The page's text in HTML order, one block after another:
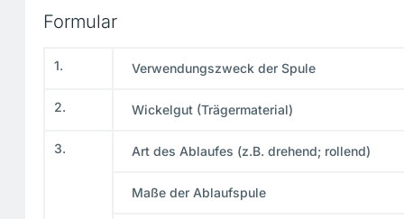
Formular
1. Verwendungszweck der Spule
2. Wickelgut (Trägermaterial)
3. Art des Ablaufes (z.B. drehend; rollend)
Maße der Ablaufspule